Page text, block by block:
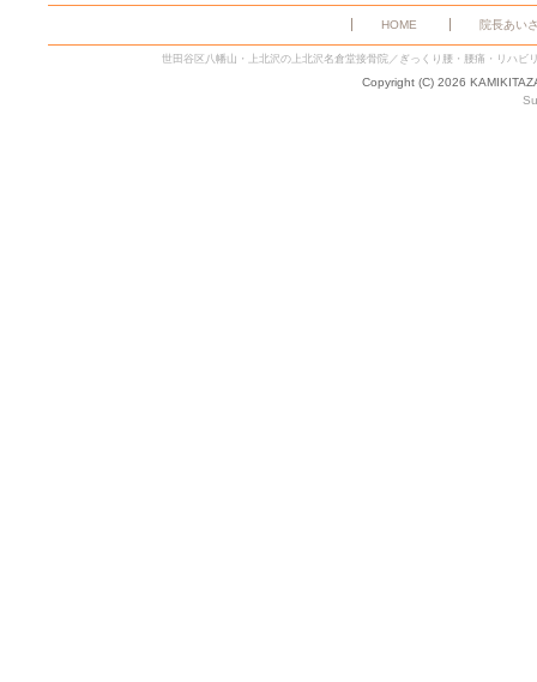
HOME 院長あい
世田谷区八幡山・上北沢の上北沢名倉堂接骨院／ぎっくり腰・腰痛・リハ
Copyright (C) 2026